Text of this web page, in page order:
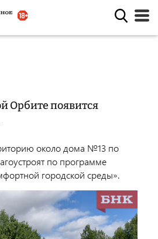
Орбите появится
около дома №13 по
по программе
городской среды».